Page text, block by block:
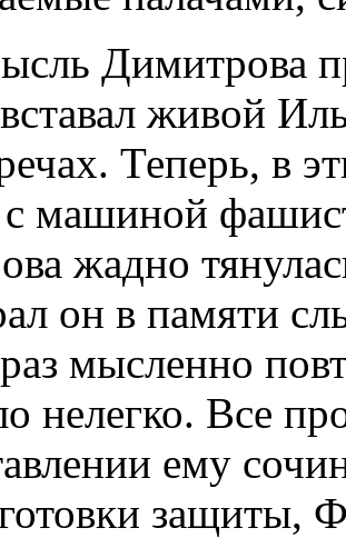
Димитрова
живой
Теперь, в
машиной
жадно
он в памяти
мысленно
нелегко. Все
ему
защиты,